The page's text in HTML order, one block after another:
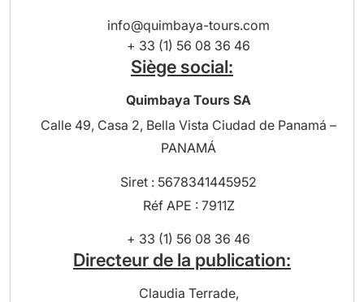
info@quimbaya-tours.com
+ 33 (1) 56 08 36 46
Siège social:
Quimbaya Tours SA
Calle 49, Casa 2, Bella Vista Ciudad de Panamá –
PANAMÁ
Siret : 5678341445952
Réf APE : 7911Z
+ 33 (1) 56 08 36 46
Directeur de la publication:
Claudia Terrade,